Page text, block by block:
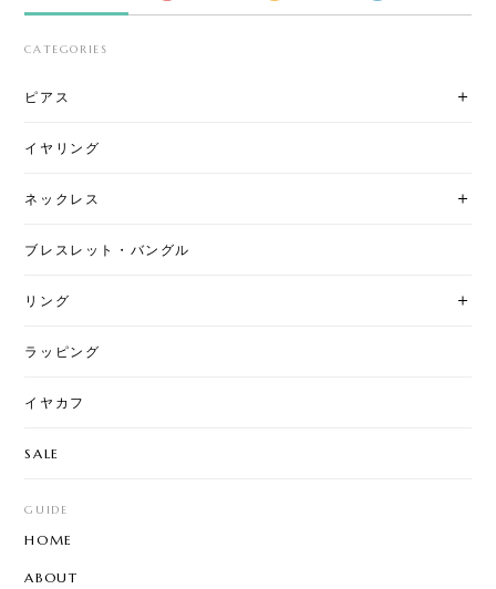
CATEGORIES
ピアス
イヤリング
ネックレス
ブレスレット・バングル
リング
ラッピング
イヤカフ
SALE
GUIDE
HOME
ABOUT